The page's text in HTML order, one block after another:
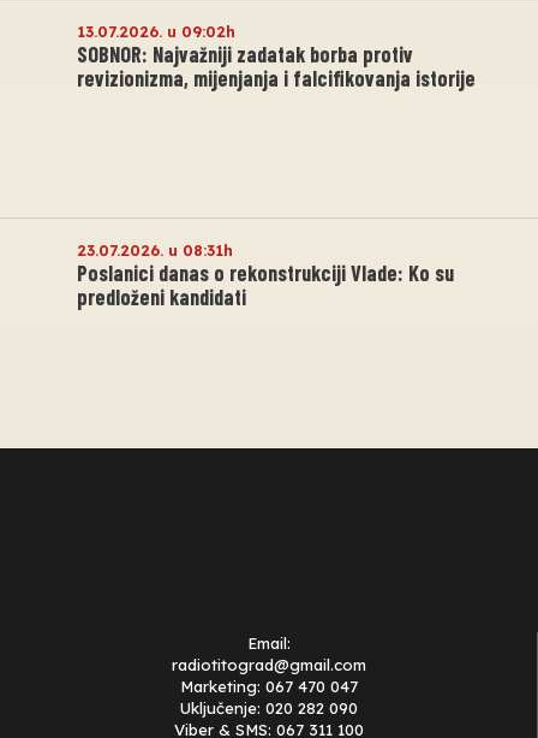
13.07.2026. u 09:02h
SOBNOR: Najvažniji zadatak borba protiv
revizionizma, mijenjanja i falcifikovanja istorije
23.07.2026. u 08:31h
Poslanici danas o rekonstrukciji Vlade: Ko su
predloženi kandidati
Email:
radiotitograd@gmail.com
Marketing: 067 470 047
Uključenje: 020 282 090
Viber & SMS: 067 311 100